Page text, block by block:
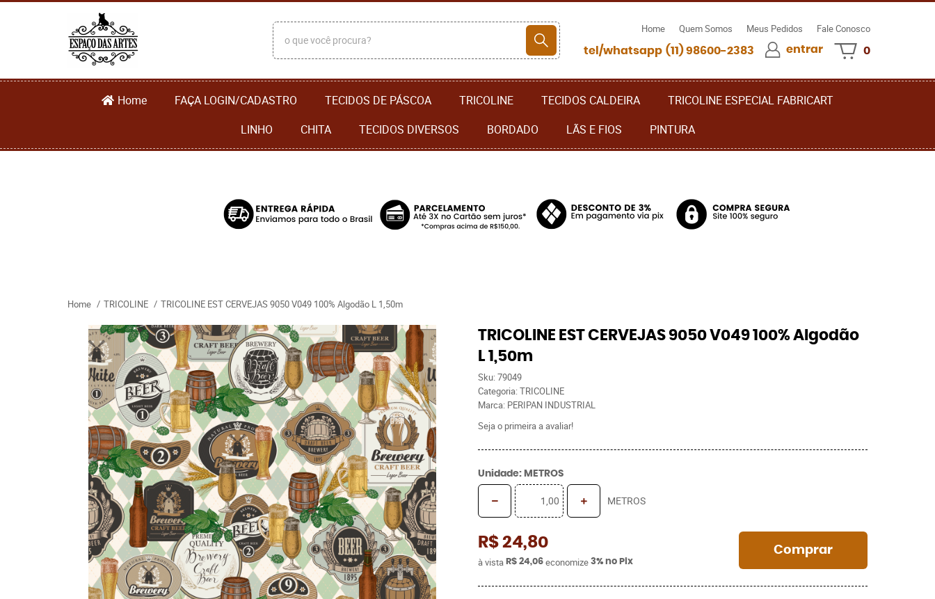
Home Quem Somos Meus Pedidos Fale Conosco
(11)98600-2383 entrar 0
Home FAÇA LOGIN/CADASTRO TECIDOS DE PÁSCOA TRICOLINE TECIDOS CALDEIRA
TRICOLINE ESPECIAL FABRICART
LINHO
CHITA TECIDOS DIVERSOS BORDADO LÃS E FIOS PINTURA
Home TRICOLINE TRICOLINE EST CERVEJAS 9050 V049 100% Algodão L 1,50m
TRICOLINE EST CERVEJAS 9050 V049 100% Algodão
L 1,50m
Sku:79049
Categoria:TRICOLINE
Marca: PERIPAN INDUSTRIAL
Seja o primeira a avaliar!
Unidade: METROS
METROS
R$ 24,80
à vista R$ 24,06 economize 3% no Pix
Comprar